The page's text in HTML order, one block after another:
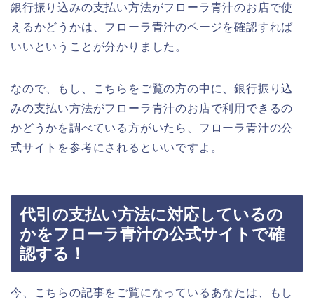
銀行振り込みの支払い方法がフローラ青汁のお店で使
えるかどうかは、フローラ青汁のページを確認すれば
いいということが分かりました。
なので、もし、こちらをご覧の方の中に、銀行振り込
みの支払い方法がフローラ青汁のお店で利用できるの
かどうかを調べている方がいたら、フローラ青汁の公
式サイトを参考にされるといいですよ。
代引の支払い方法に対応しているの
かをフローラ青汁の公式サイトで確
認する！
今、こちらの記事をご覧になっているあなたは、もし